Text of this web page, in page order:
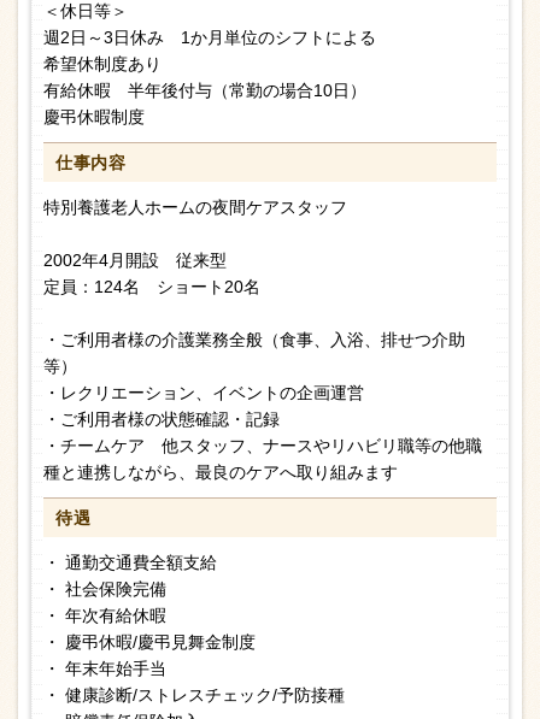
＜休日等＞
週2日～3日休み 1か月単位のシフトによる
希望休制度あり
有給休暇 半年後付与（常勤の場合10日）
慶弔休暇制度
仕事内容
特別養護老人ホームの夜間ケアスタッフ
2002年4月開設 従来型
定員：124名 ショート20名
・ご利用者様の介護業務全般（食事、入浴、排せつ介助
等）
・レクリエーション、イベントの企画運営
・ご利用者様の状態確認・記録
・チームケア 他スタッフ、ナースやリハビリ職等の他職
種と連携しながら、最良のケアへ取り組みます
待遇
・ 通勤交通費全額支給
・ 社会保険完備
・ 年次有給休暇
・ 慶弔休暇/慶弔見舞金制度
・ 年末年始手当
・ 健康診断/ストレスチェック/予防接種